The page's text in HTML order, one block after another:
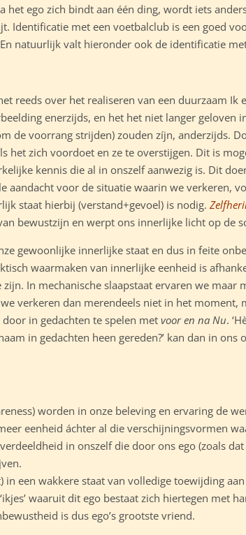
het ego zich bindt aan één ding, wordt iets
Identificatie met een voetbalclub is een goed
En natuurlijk valt hieronder ook de identificatie
reeds over het realiseren van een duurzaam Ik
enerzijds, en het het niet langer geloven
de voorrang strijden) zouden zíjn, anderzijds.
het zich voordoet en ze te overstijgen. Dit is
kennis die al in onszelf aanwezig is. Dit
aandacht voor de situatie waarin we verkeren,
staat hierbij (verstand+gevoel) is nodig.
bewustzijn en werpt ons innerlijke licht op de
gewoonlijke innerlijke staat en dus in feite
waarmaken van innerlijke eenheid is
In mechanische slaapstaat ervaren we maar
verkeren dan merendeels niet in het moment,
door in gedachten te spelen met voor en na Nu.
in gedachten heen gereden?’ kan dan in
worden in onze beleving en ervaring de
eenheid áchter al die verschijningsvormen
in onszelf die door ons ego (zoals
in een wakkere staat van volledige toewijding
waaruit dit ego bestaat zich hiertegen met
is dus ego’s grootste vriend.